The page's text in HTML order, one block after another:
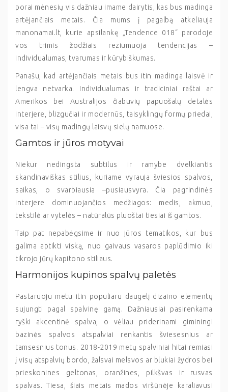
porai mėnesių vis dažniau imame dairytis, kas bus madinga
artėjančiais metais. Čia mums į pagalbą atkeliauja
manonamai.lt, kurie apsilankę „Tendence 018“ parodoje
vos trimis žodžiais reziumuoja tendencijas –
individualumas, tvarumas ir kūrybiškumas.
Panašu, kad artėjančiais metais bus itin madinga laisvė ir
lengva netvarka. Individualumas ir tradiciniai raštai ar
Amerikos bei Australijos čiabuvių papuošalų detalės
interjere, blizgučiai ir modernūs, taisyklingų formų priedai,
visa tai – visų madingų laisvų sielų namuose.
Gamtos ir jūros motyvai
Niekur nedingsta subtilus ir ramybe dvelkiantis
skandinaviškas stilius, kuriame vyrauja šviesios spalvos,
saikas, o svarbiausia –pusiausvyra. Čia pagrindinės
interjere dominuojančios medžiagos: medis, akmuo,
tekstilė ar vytelės – natūralūs pluoštai tiesiai iš gamtos.
Taip pat nepabėgsime ir nuo jūros tematikos, kur bus
galima aptikti viską, nuo gaivaus vasaros paplūdimio iki
tikrojo jūrų kapitono stiliaus.
Harmonijos kupinos spalvų paletės
Pastaruoju metu itin populiaru daugelį dizaino elementų
sujungti pagal spalvinę gamą. Dažniausiai pasirenkama
ryški akcentinė spalva, o vėliau priderinami giminingi
bazinės spalvos atspalviai renkantis šviesesnius ar
tamsesnius tonus. 2018-2019 metų spalviniai hitai remiasi
į visų atspalvių bordo, žalsvai melsvos ar blukiai žydros bei
prieskonines geltonas, oranžines, pilkšvas ir rusvas
spalvas. Tiesa, šiais metais mados viršūnėje karaliavusi